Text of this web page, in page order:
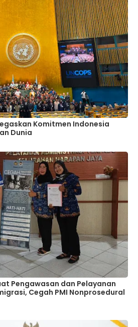
Komitmen Indonesia
Dunia
Pengawasan dan Pelayanan
Cegah PMI Nonprosedural